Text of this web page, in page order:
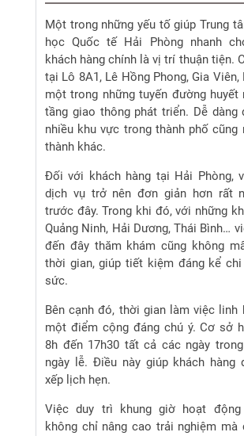
Một trong những yếu tố giúp Trung
học Quốc tế Hải Phòng nhanh
khách hàng chính là vị trí thuận tiện.
tại Lô 8A1, Lê Hồng Phong, Gia
một trong những tuyến đường huyết
tầng giao thông phát triển. Dễ dàng
nhiều khu vực trong thành phố cũng
thành khác.
Đối với khách hàng tại Hải Phòng,
dịch vụ trở nên đơn giản hơn rất
trước đây. Trong khi đó, với những
Quảng Ninh, Hải Dương, Thái Bình…
đến đây thăm khám cũng không
thời gian, giúp tiết kiệm đáng kể
sức.
Bên cạnh đó, thời gian làm việc linh
một điểm cộng đáng chú ý. Cơ sở
8h đến 17h30 tất cả các ngày
ngày lễ. Điều này giúp khách hàng
xếp lịch hẹn.
Việc duy trì khung giờ hoạt động
không chỉ nâng cao trải nghiệm mà